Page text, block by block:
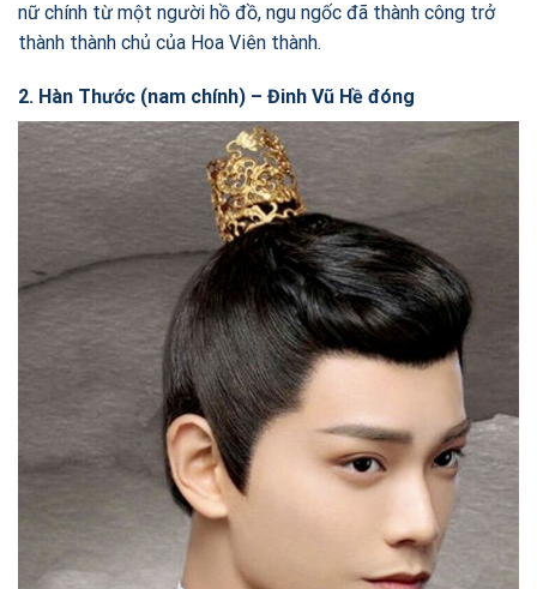
nữ chính từ một người hồ đồ, ngu ngốc đã thành công trở
thành thành chủ của Hoa Viên thành.
2. Hàn Thước (nam chính) – Đinh Vũ Hề đóng